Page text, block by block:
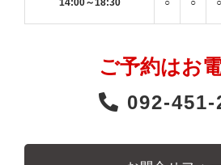
ご予約はお
092-451-